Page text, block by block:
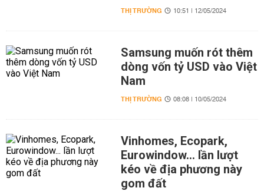
THỊ TRƯỜNG 10:51 | 12/05/2024
Samsung muốn rót thêm
dòng vốn tỷ USD vào Việt
Nam
THỊ TRƯỜNG 08:08 | 10/05/2024
Vinhomes, Ecopark,
Eurowindow... lần lượt
kéo về địa phương này
gom đất